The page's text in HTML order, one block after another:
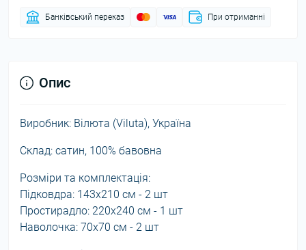
Банківський переказ При отриманні
Опис
Виробник: Вілюта (Viluta), Україна
Склад: сатин, 100% бавовна
Розміри та комплектація:
Підковдра: 143x210 см - 2 шт
Простирадло: 220x240 см - 1 шт
Наволочка: 70x70 см - 2 шт